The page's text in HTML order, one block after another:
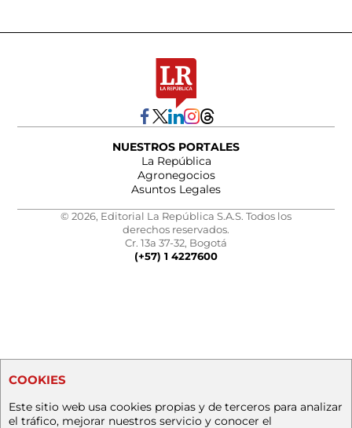
NUESTROS PORTALES
La República
Agronegocios
Asuntos Legales
© 2026, Editorial La República S.A.S. Todos los
derechos reservados.
Cr. 13a 37-32, Bogotá
(+57) 1 4227600
COOKIES
Este sitio web usa cookies propias y de terceros para analizar
el tráfico, mejorar nuestros servicio y conocer el